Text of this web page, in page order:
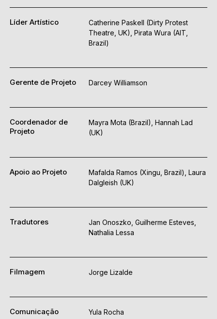
Líder Artístico
Catherine Paskell (Dirty Protest
Theatre, UK), Pirata Wura (AIT,
Brazil)
Gerente de Projeto Darcey Williamson
Coordenador de
Projeto
Mayra Mota (Brazil), Hannah Lad
(UK)
Apoio ao Projeto
Mafalda Ramos (Xingu, Brazil), Laura
Dalgleish (UK)
Tradutores
Jan Onoszko, Guilherme Esteves,
Nathalia Lessa
Filmagem Jorge Lizalde
Comunicação Yula Rocha